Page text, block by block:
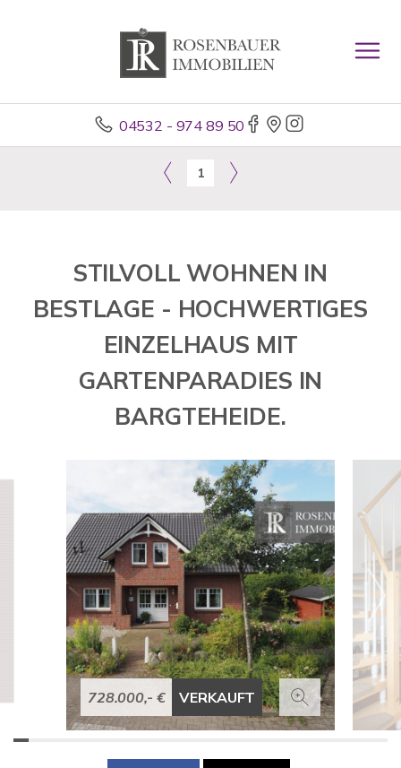
04532 - 974 89 50
1
STILVOLL WOHNEN IN
BESTLAGE - HOCHWERTIGES
EINZELHAUS MIT
GARTENPARADIES IN
BARGTEHEIDE.
728.000,- € VERKAUFT